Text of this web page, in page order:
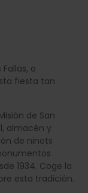
o
fiesta tan
de San
almacén y
de ninots
1934. Coge la
esta tradición.